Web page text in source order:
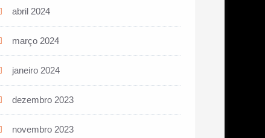
abril 2024
março 2024
janeiro 2024
dezembro 2023
novembro 2023